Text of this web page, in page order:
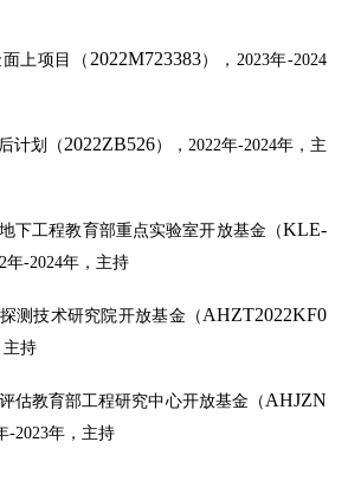
上项目（ 2022M723383）， 2023年-2024
计划（2022ZB526），2022年-2024年，主
下工程教育部重点实验室开放基金（KLE-
年-2024年，主持
测技术研究院开放基金（AHZT2022KF0
主持
估教育部工程研究中心开放基金（AHJZN
-2023年，主持